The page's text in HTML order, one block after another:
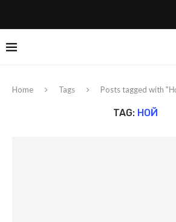
Home Tags Posts tagged with
TAG: НОЙ